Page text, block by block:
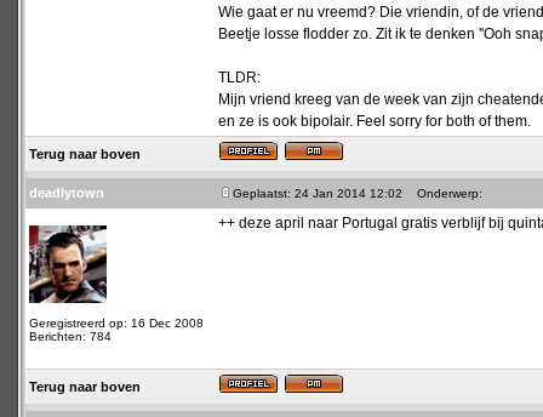
Wie gaat er nu vreemd? Die vriendin, of de
Beetje losse flodder zo. Zit ik te denken ''Ooh
TLDR:
Mijn vriend kreeg van de week van zijn
en ze is ook bipolair. Feel sorry for both of them.
Terug naar boven
deadlytown Geplaatst: 24 Jan 2014 12:02 Onderwerp:
Geregistreerd op: 16 Dec 2008
Berichten: 784
++ deze april naar Portugal gratis verblijf bij
Terug naar boven